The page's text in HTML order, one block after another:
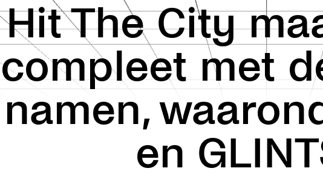
Hit The City
compleet met
namen,
en